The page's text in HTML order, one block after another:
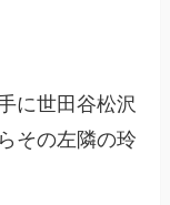
に世田谷松沢
その左隣の玲